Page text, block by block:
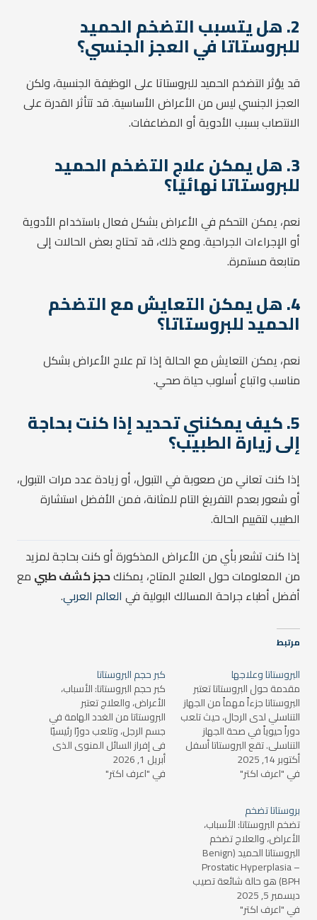
2. هل يتسبب التضخم الحميد
للبروستاتا في العجز الجنسي؟
قد يؤثر التضخم الحميد للبروستاتا على الوظيفة الجنسية، ولكن
العجز الجنسي ليس من الأعراض الأساسية. قد تتأثر القدرة على
الانتصاب بسبب الأدوية أو المضاعفات.
3. هل يمكن علاج التضخم الحميد
للبروستاتا نهائيًا؟
نعم، يمكن التحكم في الأعراض بشكل فعال باستخدام الأدوية
أو الإجراءات الجراحية. ومع ذلك، قد تحتاج بعض الحالات إلى
متابعة مستمرة.
4. هل يمكن التعايش مع التضخم
الحميد للبروستاتا؟
نعم، يمكن التعايش مع الحالة إذا تم علاج الأعراض بشكل
مناسب واتباع أسلوب حياة صحي.
5. كيف يمكنني تحديد إذا كنت بحاجة
إلى زيارة الطبيب؟
إذا كنت تعاني من صعوبة في التبول، أو زيادة عدد مرات التبول،
أو شعور بعدم التفريغ التام للمثانة، فمن الأفضل استشارة
الطبيب لتقييم الحالة.
إذا كنت تشعر بأي من الأعراض المذكورة أو كنت بحاجة لمزيد
من المعلومات حول العلاج المتاح، يمكنكحجز كشف طبي مع
أفضل أطباء جراحة المسالك البولية في العالم العربي.
مرتبط
البروستاتا وعلاجها
مقدمة حول البروستاتا تعتبر
البروستاتا جزءاً مهماً من الجهاز
التناسلي لدى الرجال، حيث تلعب
دوراً حيوياً في صحة الجهاز
التناسلي. تقع البروستاتا أسفل
المثانة، وتحيط بالإحليل (الأنبوب
الذي ينقل البول من المثانة
تؤدي العديد من الوظائف
الحيوية، بما في…
أكتوبر 14, 2025
في "اعرف اكتر"
كبر حجم البروستاتا
كبر حجم البروستاتا: الأسباب،
الأعراض، والعلاج تعتبر
البروستاتا من الغدد الهامة في
جسم الرجل، وتلعب دورًا رئيسيًا
في إفراز السائل المنوي الذي
يغذي الحيوانات المنوية. ومع
تقدم السن، قد يعاني العديد
أبريل 1, 2026
في "اعرف اكتر"
بروستاتا تضخم
تضخم البروستاتا: الأسباب،
الأعراض، والعلاج تضخم
البروستاتا الحميد (Benign
Prostatic Hyperplasia –
BPH) هو حالة شائعة تصيب
العديد من الرجال مع تقدمهم
في السن. تحدث هذه الحالة
ديسمبر 5, 2025
في "اعرف اكتر"